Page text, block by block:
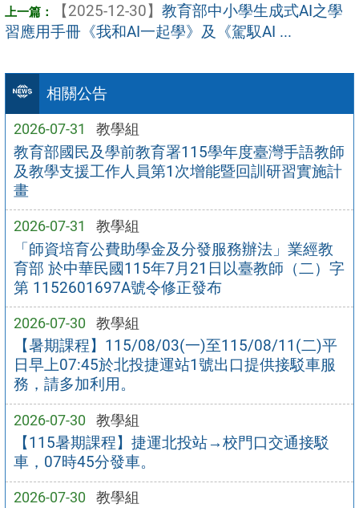
相關公告
2026-07-31 教學組
教育部國民及學前教育署115學年度臺灣手語教師
及教學支援工作人員第1次增能暨回訓研習實施計
畫
2026-07-31 教學組
「師資培育公費助學金及分發服務辦法」業經教
育部 於中華民國115年7月21日以臺教師（二）字
第 1152601697A號令修正發布
2026-07-30 教學組
【暑期課程】115/08/03(一)至115/08/11(二)平
日早上07:45於北投捷運站1號出口提供接駁車服
務，請多加利用。
2026-07-30 教學組
【115暑期課程】捷運北投站→校門口交通接駁
車，07時45分發車。
2026-07-30 教學組
【2025-12-30】 教育部中小學生成式AI之學
習應用手冊《我和AI一起學》及《駕馭AI ...